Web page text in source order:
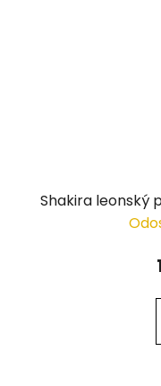
Shakira leonský